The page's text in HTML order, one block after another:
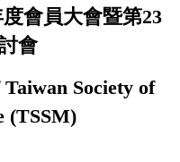
會員大會暨第23
會
Society of
(TSSM)